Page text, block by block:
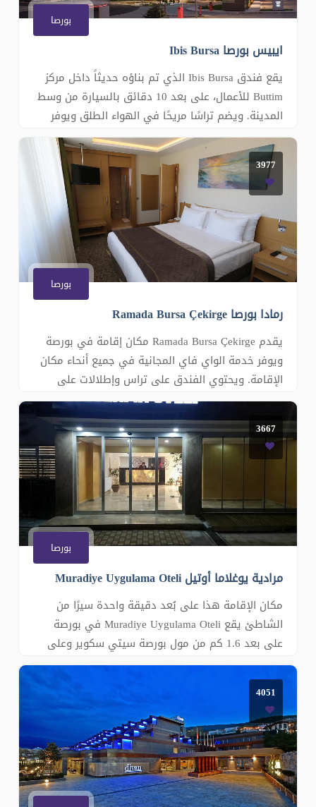
بورصا
ايبيس بورصا Ibis Bursa
يقع فندق Ibis Bursa الذي تم بناؤه حديثاً داخل مركز
Buttim للأعمال، على بعد 10 دقائق بالسيارة من وسط
المدينة. ويضم تراسًا مريحًا في الهواء الطلق ويوفر
خدمة الواي فاي المجانية في المناطق العامة ومواقف
مجانية خاصة للسيارات. تتميز الغرف العملية في Ibis
Bursa بديكورات الناعمة و العصرية والأرضيات الصلبة.
وجميعها �
3977
بورصا
رمادا بورصا Ramada Bursa Çekirge
يقدم Ramada Bursa Çekirge مكان إقامة في بورصة
ويوفر خدمة الواي فاي المجانية في جميع أنحاء مكان
الإقامة. ويحتوي الفندق على تراس وإطلالات على
الجبل ويمكن للضيوف الاستمتاع بتناول وجبة في
المطعم أو تناول مشروب في البار. وتتوفر مواقف
مجانية خاصة للسيارات في الموقع. تحتوي الغرف
المكيفة على تلفزيون بشاشة مسطحة م
3667
بورصا
مرادية يوغلاما أوتيل Muradiye Uygulama Oteli
مكان الإقامة هذا على بُعد دقيقة واحدة سيرًا من
الشاطئ يقع Muradiye Uygulama Oteli في بورصة
على بعد 1.6 كم من مول بورصة سيتي سكوير وعلى
بعد 800 م من متحف أتاتورك. ويمكن للضيوف
الاستمتاع بالمطعم المتوفر في الموقع. وتتوفر خدمة
الواي فاي مجاناً في جميع أنحاء مكان الإقامة بالإضافة
إلى مواقف خاصة ومجانية للسيارات في الموق�
4051